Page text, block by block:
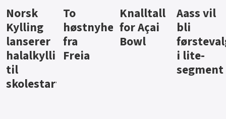
Knalltall
for Açai
Bowl
Aass vil
bli
førstevalg
i lite-
Brus og
jus fra
Berentsen
Hard
iste fra
Hansa